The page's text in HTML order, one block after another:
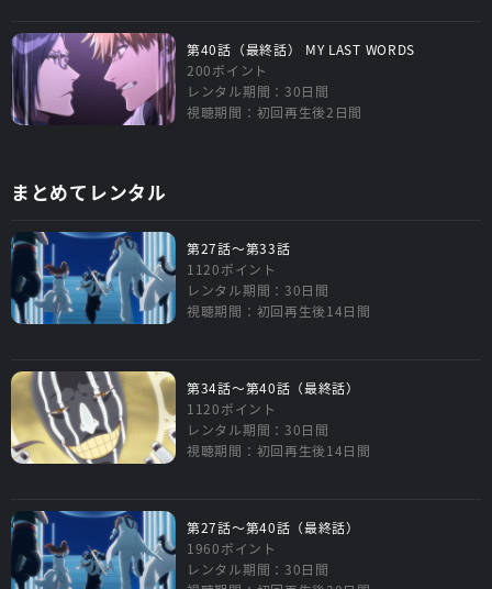
第40話（最終話） MY LAST WORDS
200ポイント
レンタル期間：30日間
視聴期間：初回再生後2日間
まとめてレンタル
第27話～第33話
1120ポイント
レンタル期間：30日間
視聴期間：初回再生後14日間
第34話～第40話（最終話）
1120ポイント
レンタル期間：30日間
視聴期間：初回再生後14日間
第27話～第40話（最終話）
1960ポイント
レンタル期間：30日間